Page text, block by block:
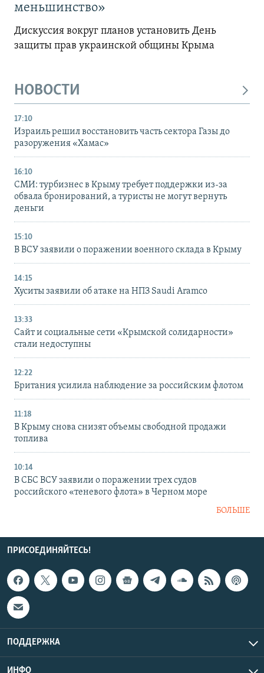
меньшинство»
Дискуссия вокруг планов установить День
защиты прав украинской общины Крыма
НОВОСТИ
17:10
Израиль решил восстановить часть сектора Газы до
разоружения «Хамас»
16:10
СМИ: турбизнес в Крыму требует поддержки из-за
обвала бронирований, а туристы не могут вернуть
деньги
15:10
В ВСУ заявили о поражении военного склада в Крыму
14:15
Хуситы заявили об атаке на НПЗ Saudi Aramco
13:33
Сайт и социальные сети «Крымской солидарности»
стали недоступны
12:22
Британия усилила наблюдение за российским флотом
11:18
В Крыму снова снизят объемы свободной продажи
топлива
10:14
В СБС ВСУ заявили о поражении трех судов
российского «теневого флота» в Черном море
БОЛЬШЕ
ПРИСОЕДИНЯЙТЕСЬ!
ПОДДЕРЖКА
ИНФО